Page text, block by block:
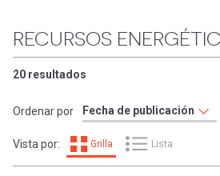
entrar
a
mi
Comunidad
Expand
Exploración
[Educarchile
sesión
Regístrate
enlaces
de
ayuda
RECURSOS
20 resultados
Ordenar por
Vista por: Grilla Lista